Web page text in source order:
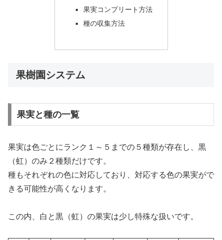
果実コンプリート方法
種の収集方法
果樹園システム
果実と種の一覧
果実は色ごとにランク１～５までの５種類が存在し、黒
（虹）のみ２種類だけです。
種もそれぞれの色に対応しており、対応する色の果実がで
きる可能性が高くなります。
この内、白と黒（虹）の果実は少し特殊な扱いです。